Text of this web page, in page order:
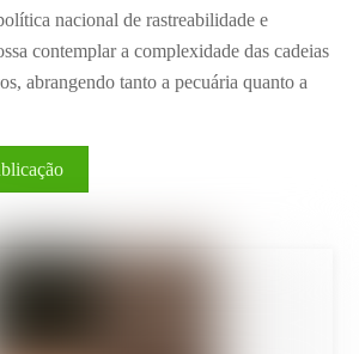
nacional de rastreabilidade e
contemplar a complexidade das cadeias
abrangendo tanto a pecuária quanto a